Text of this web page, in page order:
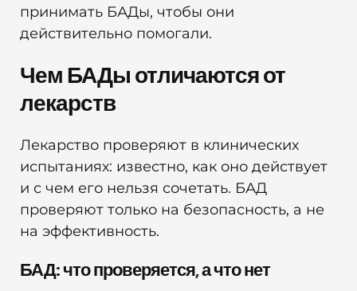
принимать БАДы, чтобы они
действительно помогали.
Чем БАДы отличаются от
лекарств
Лекарство проверяют в клинических
испытаниях: известно, как оно действует
и с чем его нельзя сочетать. БАД
проверяют только на безопасность, а не
на эффективность.
БАД: что проверяется, а что нет